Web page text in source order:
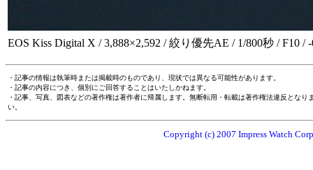
EOS Kiss Digital X / 3,888×2,592 / 絞り優先AE / 1/800秒 / F10 /
・記事の情報は執筆時または掲載時のものであり、現状では異なる可能性があります。
・記事の内容につき、個別にご回答することはいたしかねます。
・記事、写真、図表などの著作権は著作者に帰属します。無断転用・転載は著作権法違反とな
い。
Copyright (c) 2007 Impress Watch